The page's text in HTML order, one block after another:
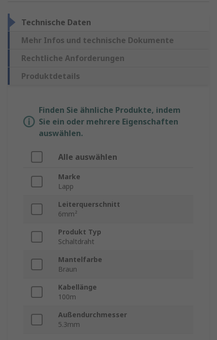
Technische Daten
Mehr Infos und technische Dokumente
Rechtliche Anforderungen
Produktdetails
Finden Sie ähnliche Produkte, indem
Sie ein oder mehrere Eigenschaften
auswählen.
Alle auswählen
Marke
Lapp
Leiterquerschnitt
6mm²
Produkt Typ
Schaltdraht
Mantelfarbe
Braun
Kabellänge
100m
Außendurchmesser
5.3mm